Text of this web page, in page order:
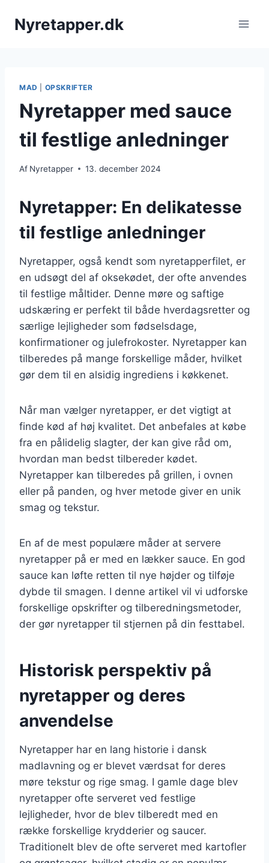
Nyretapper.dk
MAD OPSKRIFTER
Nyretapper med sauce
til festlige anledninger
Af Nyretapper 13. december 2024
Nyretapper: En delikatesse
til festlige anledninger
Nyretapper, også kendt som nyretapperfilet, er
en udsøgt del af oksekødet, der ofte anvendes
til festlige måltider. Denne møre og saftige
udskæring er perfekt til både hverdagsretter og
særlige lejligheder som fødselsdage,
konfirmationer og julefrokoster. Nyretapper kan
tilberedes på mange forskellige måder, hvilket
gør dem til en alsidig ingrediens i køkkenet.
Når man vælger nyretapper, er det vigtigt at
finde kød af høj kvalitet. Det anbefales at købe
fra en pålidelig slagter, der kan give råd om,
hvordan man bedst tilbereder kødet.
Nyretapper kan tilberedes på grillen, i ovnen
eller på panden, og hver metode giver en unik
smag og tekstur.
En af de mest populære måder at servere
nyretapper på er med en lækker sauce. En god
sauce kan løfte retten til nye højder og tilføje
dybde til smagen. I denne artikel vil vi udforske
forskellige opskrifter og tilberedningsmetoder,
der gør nyretapper til stjernen på din festtabel.
Historisk perspektiv på
nyretapper og deres
anvendelse
Nyretapper har en lang historie i dansk
madlavning og er blevet værdsat for deres
møre tekstur og rige smag. I gamle dage blev
nyretapper ofte serveret ved festlige
lejligheder, hvor de blev tilberedt med en
række forskellige krydderier og saucer.
Traditionelt blev de ofte serveret med kartofler